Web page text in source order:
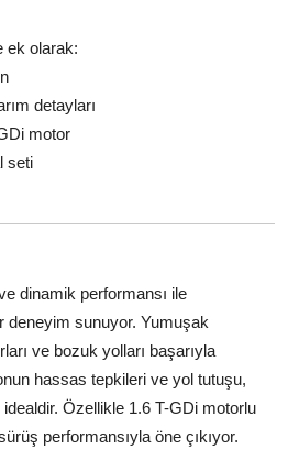
ek olarak:
detayları
motor
seti
dinamik performansı ile
deneyim sunuyor. Yumuşak
ve bozuk yolları başarıyla
hassas tepkileri ve yol tutuşu,
Özellikle 1.6 T-GDi motorlu
performansıyla öne çıkıyor.